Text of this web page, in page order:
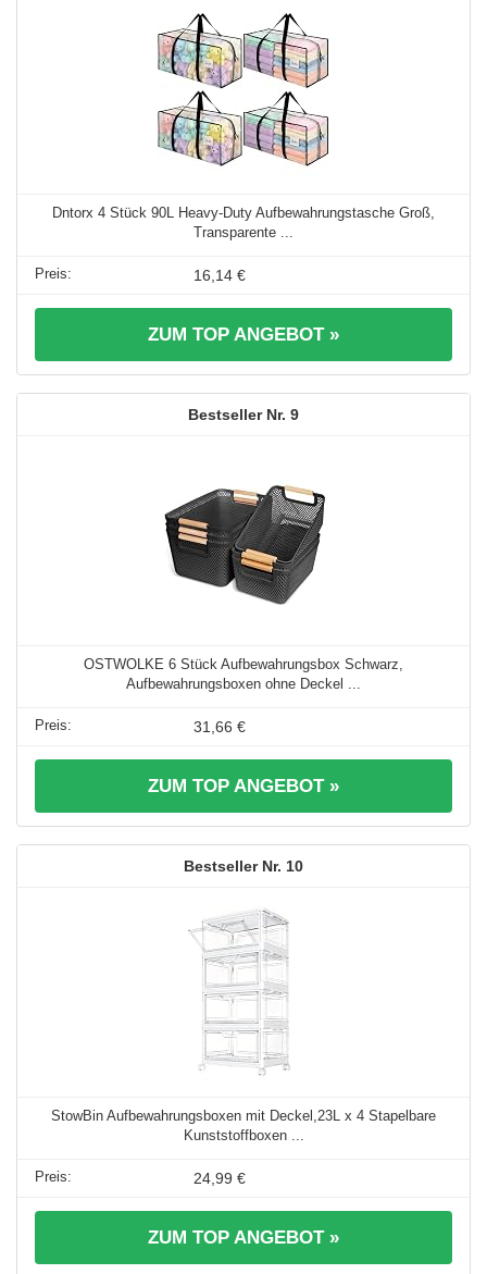
Dntorx 4 Stück 90L Heavy-Duty Aufbewahrungstasche Groß,
Transparente ...
16,14 €
ZUM TOP ANGEBOT »
9
OSTWOLKE 6 Stück Aufbewahrungsbox Schwarz,
Aufbewahrungsboxen ohne Deckel ...
31,66 €
ZUM TOP ANGEBOT »
10
StowBin Aufbewahrungsboxen mit Deckel,23L x 4 Stapelbare
Kunststoffboxen ...
24,99 €
ZUM TOP ANGEBOT »